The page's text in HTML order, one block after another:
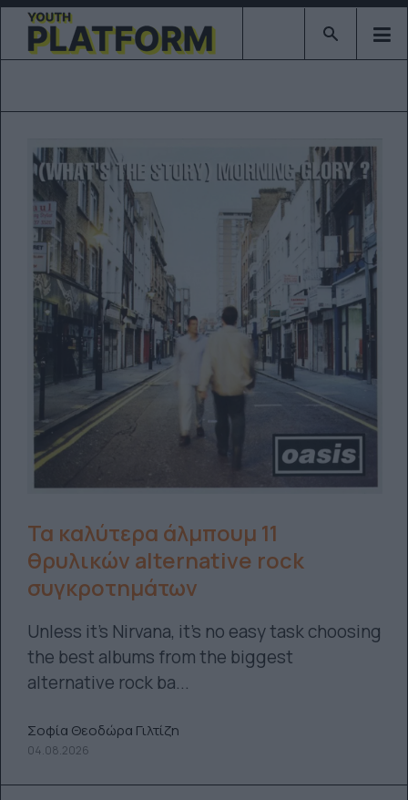
Type 2 or
Τα καλύτερα άλμπουμ 11
θρυλικών alternative rock
συγκροτημάτων
Unless it's Nirvana, it's no easy task choosing
the best albums from the biggest
alternative rock ba...
Σοφία Θεοδώρα Γιλτίζη
04.08.2026